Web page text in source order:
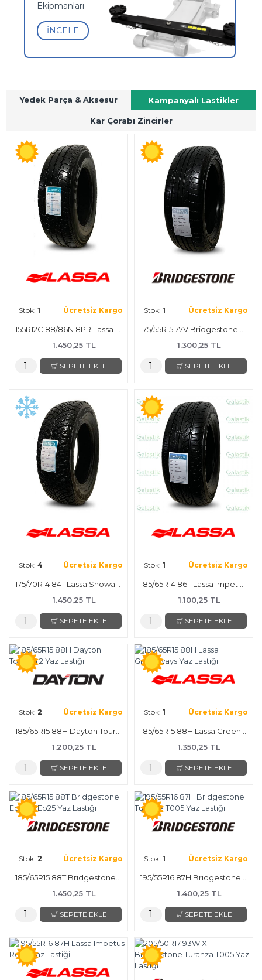
Ekipmanları
İNCELE
Yedek Parça & Aksesur Kampanyalı Lastikler
Kar Çorabı Zincirler
Stok: 1 Ücretsiz Kargo
1.450,25 TL
SEPETE EKLE
Stok: 1 Ücretsiz Kargo
1.300,25 TL
SEPETE EKLE
Stok: 4 Ücretsiz Kargo
175/70R14 84T Lassa Snoways 2 Kış Lastiği
1.450,25 TL
SEPETE EKLE
Stok: 1 Ücretsiz Kargo
185/65R14 86T Lassa Impetus2 Yaz Lastiği
1.100,25 TL
SEPETE EKLE
Stok: 2 Ücretsiz Kargo
1.200,25 TL
SEPETE EKLE
Stok: 1 Ücretsiz Kargo
1.350,25 TL
SEPETE EKLE
Stok: 2 Ücretsiz Kargo
1.450,25 TL
SEPETE EKLE
Stok: 1 Ücretsiz Kargo
1.400,25 TL
SEPETE EKLE